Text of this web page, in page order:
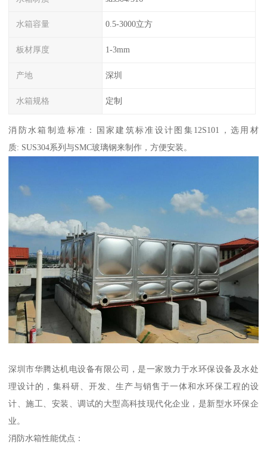
水箱容量 0.5-3000立方
板材厚度 1-3mm
产地 深圳
水箱规格 定制
消防水箱制造标准：国家建筑标准设计图集12S101，选用材
质: SUS304系列与SMC玻璃钢来制作，方便安装。
深圳市华腾达机电设备有限公司，是一家致力于水环保设备及水处
理设计的，集科研、开发、生产与销售于一体和水环保工程的设
计、施工、安装、调试的大型高科技现代化企业，是新型水环保企
业。
消防水箱性能优点：